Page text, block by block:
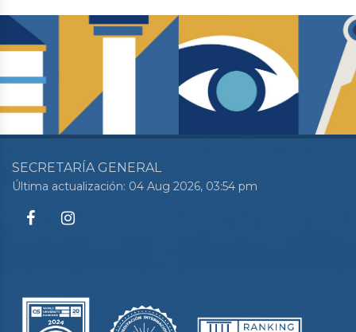
SECRETARÍA GENERAL
Última actualización: 04 Aug 2026, 03:54 pm